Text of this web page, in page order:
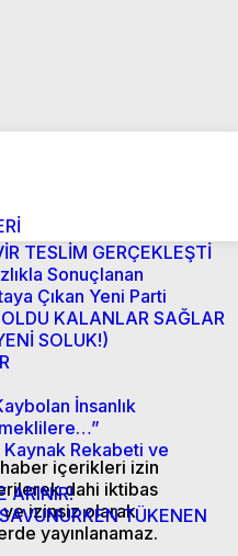
içerikleri izin
dahi iktibas
ve izinsiz olarak
yayınlanamaz.
TESLİM GERÇEKLEŞTİ
Sonuçlanan
Çıkan Yeni Parti
KALANLAR SAĞLAR
SOLUK!)
İnsanlık
Kaynak Rekabeti ve
ARINIR!
TÜKENEN